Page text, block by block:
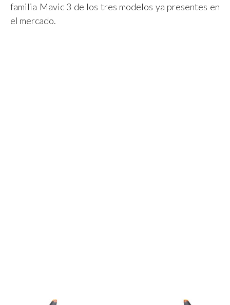
familia Mavic 3 de los tres modelos ya presentes en
el mercado.